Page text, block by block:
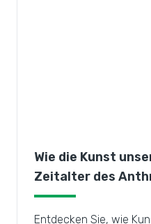
Wie die Kunst
Zeitalter des
Entdecken Sie, wie